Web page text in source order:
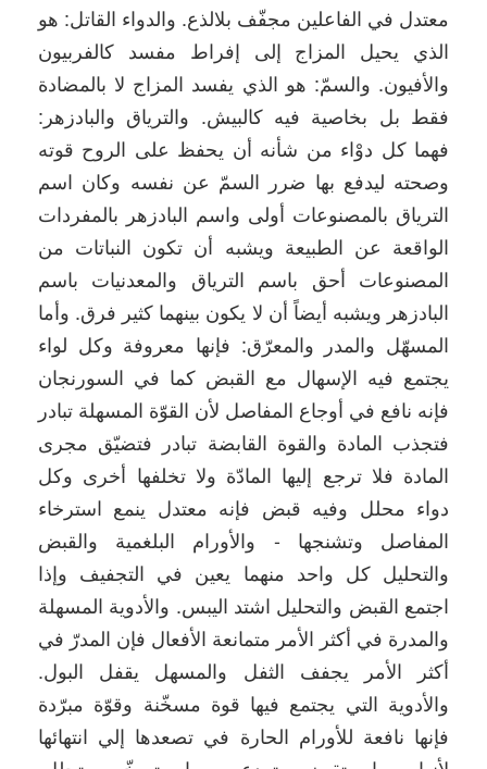
معتدل في الفاعلين مجفّف بلالذع. والدواء القاتل: هو
الذي يحيل المزاج إلى إفراط مفسد كالفربيون
والأفيون. والسمّ: هو الذي يفسد المزاج لا بالمضادة
فقط بل بخاصية فيه كالبيش. والترياق والبادزهر:
فهما كل دوْاء من شأنه أن يحفظ على الروح قوته
وصحته ليدفع بها ضرر السمّ عن نفسه وكان اسم
الترياق بالمصنوعات أولى واسم البادزهر بالمفردات
الواقعة عن الطبيعة ويشبه أن تكون النباتات من
المصنوعات أحق باسم الترياق والمعدنيات باسم
البادزهر ويشبه أيضاً أن لا يكون بينهما كثير فرق. وأما
المسهّل والمدر والمعرّق: فإنها معروفة وكل لواء
يجتمع فيه الإسهال مع القبض كما في السورنجان
فإنه نافع في أوجاع المفاصل لأن القوّة المسهلة تبادر
فتجذب المادة والقوة القابضة تبادر فتضيّق مجرى
المادة فلا ترجع إليها المادّة ولا تخلفها أخرى وكل
دواء محلل وفيه قبض فإنه معتدل ينمع استرخاء
المفاصل وتشنجها - والأورام البلغمية والقبض
والتحليل كل واحد منهما يعين في التجفيف وإذا
اجتمع القبض والتحليل اشتد اليبس. والأدوية المسهلة
والمدرة في أكثر الأمر متمانعة الأفعال فإن المدرّ في
أكثر الأمر يجفف الثفل والمسهل يقفل البول.
والأدوية التي يجتمع فيها قوة مسخّنة وقوّة مبرّدة
فإنها نافعة للأورام الحارة في تصعدها إلي انتهائها